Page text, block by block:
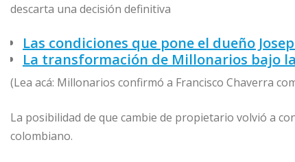
descarta una decisión definitiva
Las condiciones que pone el dueño
La transformación de Millonarios bajo
(Lea acá: Millonarios confirmó a Francisco Chaverra
La posibilidad de que cambie de propietario volvió a
colombiano.